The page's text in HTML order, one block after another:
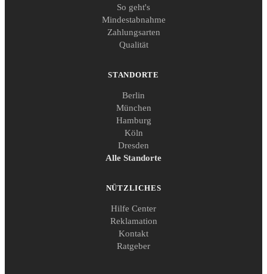
So geht's
Mindestabnahme
Zahlungsarten
Qualität
STANDORTE
Berlin
München
Hamburg
Köln
Dresden
Alle Standorte
NÜTZLICHES
Hilfe Center
Reklamation
Kontakt
Ratgeber